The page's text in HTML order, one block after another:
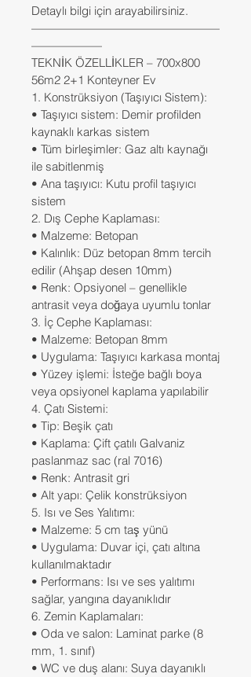
Detaylı bilgi için arayabilirsiniz.
————————————————
——————
TEKNİK ÖZELLİKLER – 700x800
56m2 2+1 Konteyner Ev
1. Konstrüksiyon (Taşıyıcı Sistem):
• Taşıyıcı sistem: Demir profilden
kaynaklı karkas sistem
• Tüm birleşimler: Gaz altı kaynağı
ile sabitlenmiş
• Ana taşıyıcı: Kutu profil taşıyıcı
sistem
2. Dış Cephe Kaplaması:
• Malzeme: Betopan
• Kalınlık: Düz betopan 8mm tercih
edilir (Ahşap desen 10mm)
• Renk: Opsiyonel – genellikle
antrasit veya doğaya uyumlu tonlar
3. İç Cephe Kaplaması:
• Malzeme: Betopan 8mm
• Uygulama: Taşıyıcı karkasa montaj
• Yüzey işlemi: İsteğe bağlı boya
veya opsiyonel kaplama yapılabilir
4. Çatı Sistemi:
• Tip: Beşik çatı
• Kaplama: Çift çatılı Galvaniz
paslanmaz sac (ral 7016)
• Renk: Antrasit gri
• Alt yapı: Çelik konstrüksiyon
5. Isı ve Ses Yalıtımı:
• Malzeme: 5 cm taş yünü
• Uygulama: Duvar içi, çatı altına
kullanılmaktadır
• Performans: Isı ve ses yalıtımı
sağlar, yangına dayanıklıdır
6. Zemin Kaplamaları:
• Oda ve salon: Laminat parke (8
mm, 1. sınıf)
• WC ve duş alanı: Suya dayanıklı